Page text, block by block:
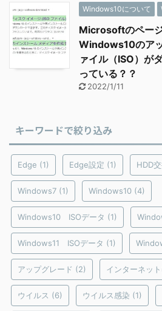
Windows10について
Microsoftのペー
Windows10のア
ァイル（ISO）が
っている？？
2022/1/11
キーワードで絞り込み
Edge (1) Edge設定 (1) HDD
Windows7 (1) Windows10 (4)
Windows10 ISOデータ (1)
Windows11 ISOデータ (1)
アップグレード (2) インターネッ
ウイルス (6) ウイルス感染 (1)